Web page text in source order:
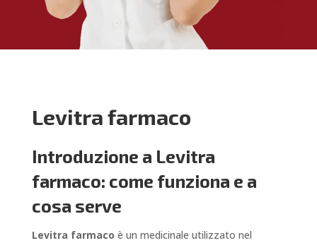
Levitra farmaco
Introduzione a Levitra
farmaco: come funziona e a
cosa serve
Levitra farmaco è un medicinale utilizzato nel